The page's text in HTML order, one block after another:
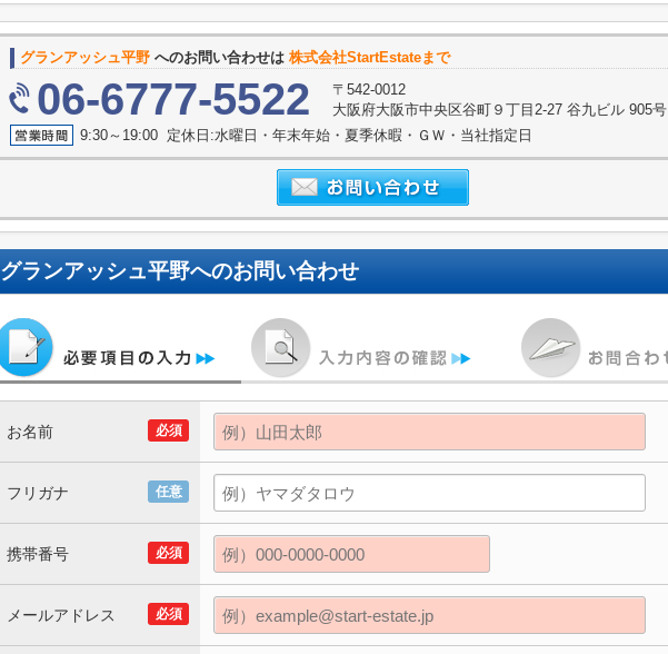
グランアッシュ平野 へのお問い合わせは 株式会社StartEstateまで
06-6777-5522
〒542-0012
大阪府大阪市中央区谷町９丁目2-27 谷九ビル 905号
9:30～19:00 定休日:水曜日・年末年始・夏季休暇・ＧＷ・当社指定日
グランアッシュ平野へのお問い合わせ
必須
お名前
任意
フリガナ
必須
携帯番号
必須
メールアドレス